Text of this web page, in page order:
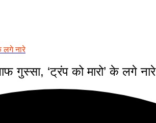
लगे नारे
‘ट्रंप को मारो’ के लगे नारे